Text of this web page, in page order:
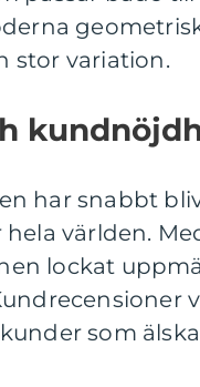
stor variation.
har snabbt
hela världen.
lockat
som